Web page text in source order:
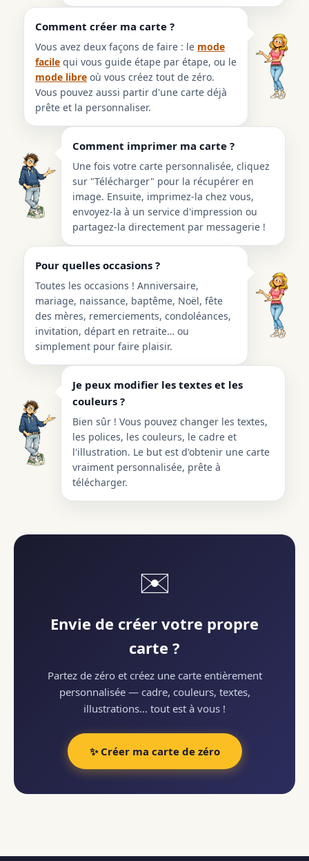
Comment créer ma carte ?
Vous avez deux façons de faire : le mode
facile qui vous guide étape par étape, ou le
mode libre où vous créez tout de zéro.
Vous pouvez aussi partir d'une carte déjà
prête et la personnaliser.
Comment imprimer ma carte ?
Une fois votre carte personnalisée, cliquez
sur "Télécharger" pour la récupérer en
image. Ensuite, imprimez-la chez vous,
envoyez-la à un service d'impression ou
partagez-la directement par messagerie !
Pour quelles occasions ?
Toutes les occasions ! Anniversaire,
mariage, naissance, baptême, Noël, fête
des mères, remerciements, condoléances,
invitation, départ en retraite… ou
simplement pour faire plaisir.
Je peux modifier les textes et les
couleurs ?
Bien sûr ! Vous pouvez changer les textes,
les polices, les couleurs, le cadre et
l'illustration. Le but est d'obtenir une carte
vraiment personnalisée, prête à
télécharger.
✉️
Envie de créer votre propre
carte ?
Partez de zéro et créez une carte entièrement
personnalisée — cadre, couleurs, textes,
illustrations… tout est à vous !
✨ Créer ma carte de zéro